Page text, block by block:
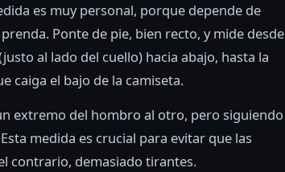
es muy personal, porque depende de
Ponte de pie, bien recto, y mide desde
al lado del cuello) hacia abajo, hasta la
caiga el bajo de la camiseta.
extremo del hombro al otro, pero siguiendo
medida es crucial para evitar que las
contrario, demasiado tirantes.